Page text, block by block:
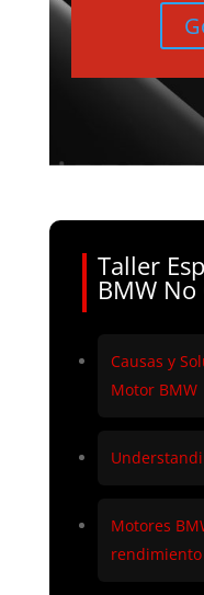
Taller
BMW
Causas y
Motor BMW
Motores
rendimiento